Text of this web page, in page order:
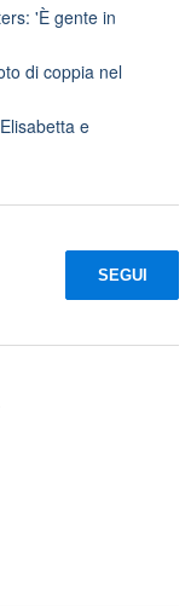
'È gente in
di coppia nel
e
SEGUI